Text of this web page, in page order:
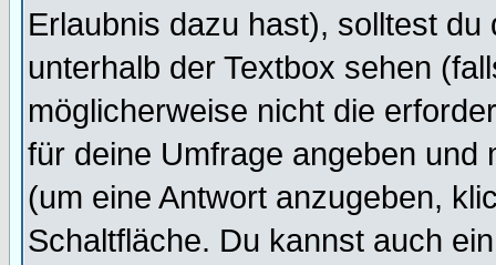
Erlaubnis dazu hast), solltest
unterhalb der Textbox sehen
möglicherweise nicht die
für deine Umfrage angeben und
(um eine Antwort anzugeben,
Schaltfläche. Du kannst auch